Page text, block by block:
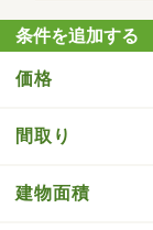
条件を追加する
価格
間取り
建物面積